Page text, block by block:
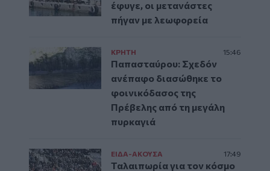
έφυγε, οι μετανάστες
πήγαν με λεωφορεία
ΚΡΗΤΗ 15:46
Παπασταύρου: Σχεδόν
ανέπαφο διασώθηκε το
φοινικόδασος της
Πρέβελης από τη μεγάλη
πυρκαγιά
ΕΙΔΑ-ΑΚΟΥΣΑ 17:49
Ταλαιπωρία για τον κόσμο